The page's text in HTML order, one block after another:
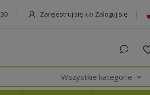
Zarejestruj się lub Zaloguj się
Wszystkie kategorie